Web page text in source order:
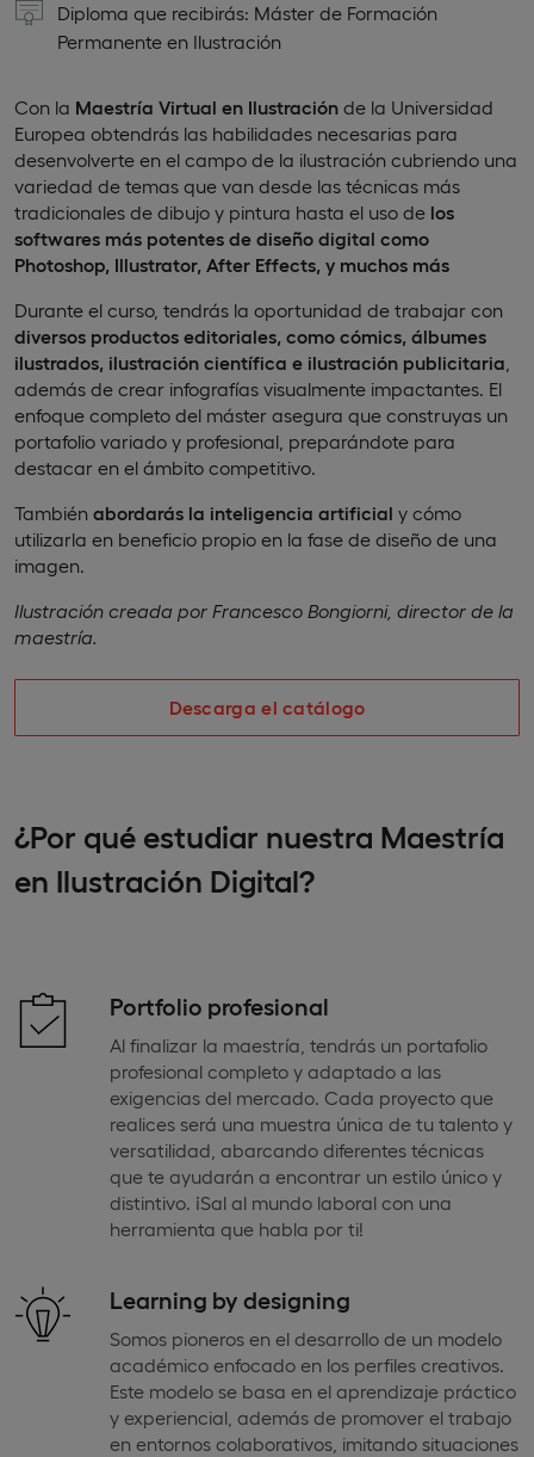
Diploma que recibirás: Máster de Formación
Permanente en Ilustración
Con la Maestría Virtual en Ilustración de la Universidad
Europea obtendrás las habilidades necesarias para
desenvolverte en el campo de la ilustración cubriendo una
variedad de temas que van desde las técnicas más
tradicionales de dibujo y pintura hasta el uso de los
softwares más potentes de diseño digital como
Photoshop, Illustrator, After Effects, y muchos más
Durante el curso, tendrás la oportunidad de trabajar con
diversos productos editoriales, como cómics, álbumes
ilustrados, ilustración científica e ilustración publicitaria
además de crear infografías visualmente impactantes. El
enfoque completo del máster asegura que construyas un
portafolio variado y profesional, preparándote para
destacar en el ámbito competitivo.
También abordarás la inteligencia artificial y cómo
utilizarla en beneficio propio en la fase de diseño de una
imagen.
Ilustración creada por Francesco Bongiorni, director de la
maestría.
Descarga el catálogo
¿Por qué estudiar nuestra Maestría
en Ilustración Digital?
Portfolio profesional
Al finalizar la maestría, tendrás un portafolio
profesional completo y adaptado a las
exigencias del mercado. Cada proyecto que
realices será una muestra única de tu talento y
versatilidad, abarcando diferentes técnicas
que te ayudarán a encontrar un estilo único y
distintivo. ¡Sal al mundo laboral con una
herramienta que habla por ti!
Learning by designing
Somos pioneros en el desarrollo de un modelo
académico enfocado en los perfiles creativos.
Este modelo se basa en el aprendizaje práctico
y experiencial, además de promover el trabajo
en entornos colaborativos, imitando situaciones